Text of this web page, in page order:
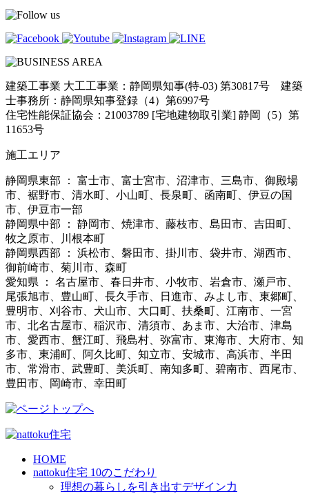
建築工事業 大工工事業：静岡県知事(特-03) 第30817号 建築
士事務所：静岡県知事登録（4）第6997号
住宅性能保証協会：21003789 [宅地建物取引業] 静岡（5）第
11653号
施工エリア
静岡県東部 ： 富士市、富士宮市、沼津市、三島市、御殿場
市、裾野市、清水町、小山町、長泉町、函南町、伊豆の国
市、伊豆市一部
静岡県中部 ： 静岡市、焼津市、藤枝市、島田市、吉田町、
牧之原市、川根本町
静岡県西部 ： 浜松市、磐田市、掛川市、袋井市、湖西市、
御前崎市、菊川市、森町
愛知県 ： 名古屋市、春日井市、小牧市、岩倉市、瀬戸市、
尾張旭市、豊山町、長久手市、日進市、みよし市、東郷町、
豊明市、刈谷市、犬山市、大口町、扶桑町、江南市、一宮
市、北名古屋市、稲沢市、清須市、あま市、大治市、津島
市、愛西市、蟹江町、飛島村、弥富市、東海市、大府市、知
多市、東浦町、阿久比町、知立市、安城市、高浜市、半田
市、常滑市、武豊町、美浜町、南知多町、碧南市、西尾市、
豊田市、岡崎市、幸田町
HOME
nattoku住宅 10のこだわり
理想の暮らしを引き出すデザイン力